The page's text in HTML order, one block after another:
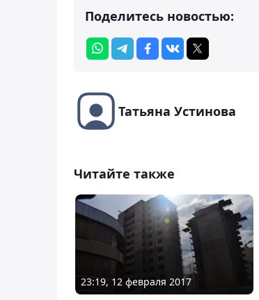
Поделитесь новостью:
Татьяна Устинова
Читайте также
23:19, 12 февраля 2017